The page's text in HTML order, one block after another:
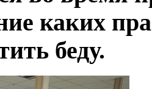
каких
беду.